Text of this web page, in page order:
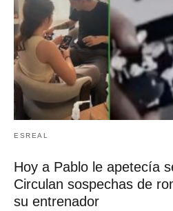
ESREAL
Hoy a Pablo le apetecía
Circulan sospechas de
su entrenador